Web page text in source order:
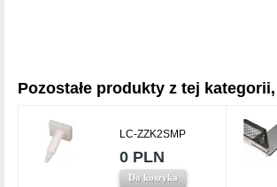
Pozostałe produkty z tej
LC-ZZK2SMP
0 PLN
Do koszyka